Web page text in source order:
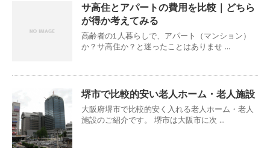
サ高住とアパートの費用を比較｜どちら
が得か考えてみる
高齢者の1人暮らしで、アパート（マンション）
か？サ高住か？と迷ったことはありませ ...
堺市で比較的安い老人ホーム・老人施設
大阪府堺市で比較的安く入れる老人ホーム・老人
施設のご紹介です。 堺市は大阪市に次 ...